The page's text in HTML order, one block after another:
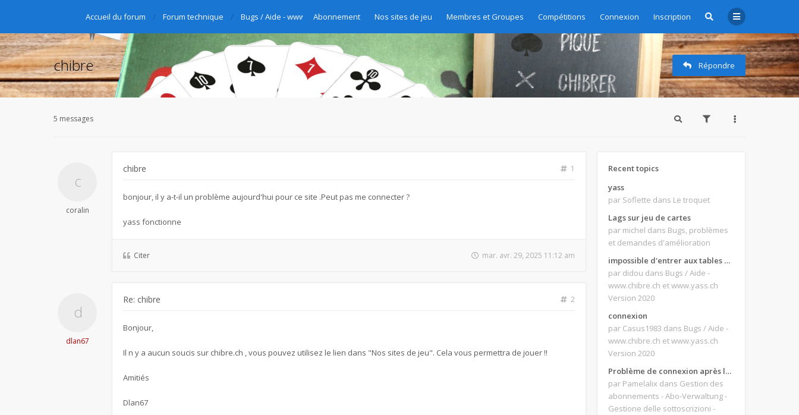
Abonnement Nos sites de jeu Membres et Groupes Compétitions Connexion Inscription
Accueil du forum Forum technique Bugs / Aide - www.chibre.ch et www.yass.ch Version 2020
chibre Répondre
5 messages
coralin
chibre 1
bonjour, il y a-t-il un problème aujourd'hui pour ce site .Peut pas me connecter ?
yass fonctionne
Citer mar. avr. 29, 2025 11:12 am
dlan67
Re: chibre 2
Bonjour,
Il n y a aucun soucis sur chibre.ch , vous pouvez utilisez le lien dans "Nos sites de jeu". Cela vous permettra de jouer !!
Amitiés
Dlan67
Recent topics
yass
par Soflette dans Le troquet
Lags sur jeu de cartes
par michel dans Bugs, problèmes
et demandes d'amélioration
impossible d'entrer aux tables de jeux
par didou dans Bugs / Aide -
www.chibre.ch et www.yass.ch
Version 2020
connexion
par Casus1983 dans Bugs / Aide -
www.chibre.ch et www.yass.ch
Version 2020
Problème de connexion après le changement d'adresse e-mail.
par Pamelalix dans Gestion des
abonnements - Abo-Verwaltung -
Gestione delle sottoscrizioni -